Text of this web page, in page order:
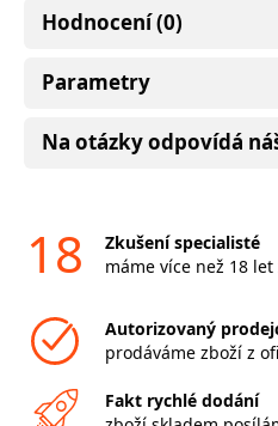
Hodnocení (0)
Parametry
Na otázky odpovídá
18
Zkušení specialisté
máme více než 18
Autorizovaný
prodáváme zboží z
Fakt rychlé dodání